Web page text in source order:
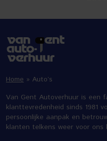
Home » Auto’s
Van Gent Autoverhuur is een
klanttevredenheid sinds 1981
persoonlijke aanpak en
klanten telkens weer voor ons